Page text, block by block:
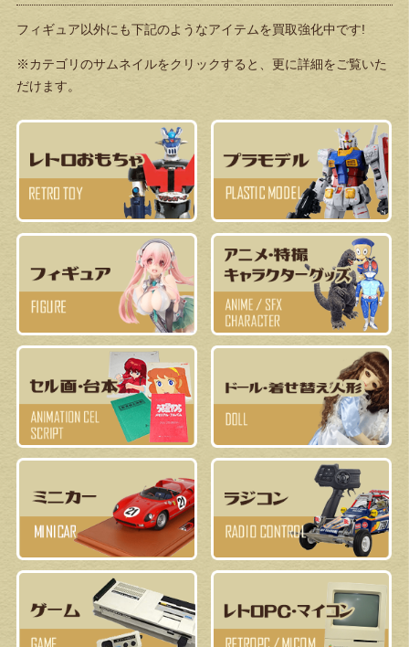
フィギュア以外にも下記のようなアイテムを買取強化中です!
※カテゴリのサムネイルをクリックすると、更に詳細をご覧いた
だけます。